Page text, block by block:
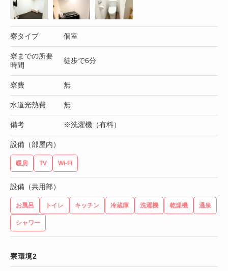
寮タイプ 個室
寮までの所要
時間
徒歩で6分
寮費 無
水道光熱費 無
備考 ※洗濯機（有料）
設備（部屋内）
暖房 TV Wi-Fi
設備（共用部）
お風呂 トイレ キッチン 冷蔵庫 洗濯機 乾燥機 温泉
シャワー
寮環境2